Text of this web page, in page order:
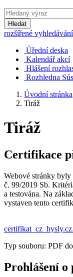
Hledat
rozšířené vyhledávání
Úřední deska
Kalendář akcí
Hlášení
Rozhledna
Úvodní stránka
Tiráž
Tiráž
Certifikace
Webové stránky byly
č. 99/2019 Sb.
a testována. Na
vystaven tento
Typ souboru: PDF
Prohlášení o